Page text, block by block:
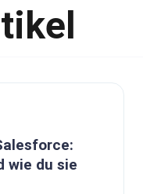
wie du sie